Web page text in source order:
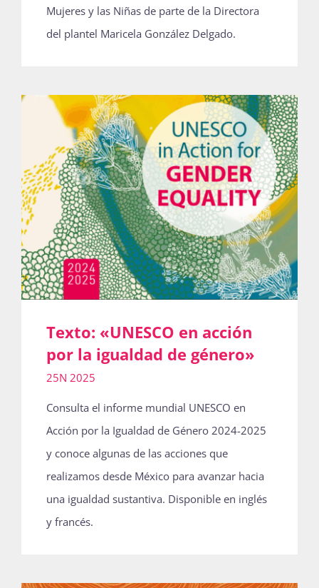
Mujeres y las Niñas de parte de la Directora
del plantel Maricela González Delgado.
Texto: «UNESCO en acción
por la igualdad de género»
25N 2025
Consulta el informe mundial UNESCO en
Acción por la Igualdad de Género 2024-2025
y conoce algunas de las acciones que
realizamos desde México para avanzar hacia
una igualdad sustantiva. Disponible en inglés
y francés.